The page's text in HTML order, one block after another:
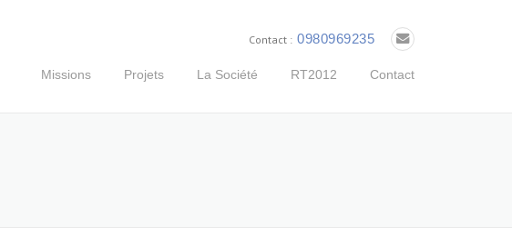
Contact : 0980969235
Missions Projets La Société RT2012 Contact